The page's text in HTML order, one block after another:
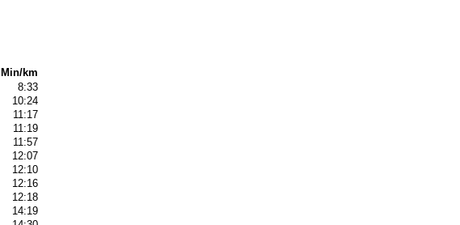
Min/km
8:33
10:24
11:17
11:19
11:57
12:07
12:10
12:16
12:18
14:19